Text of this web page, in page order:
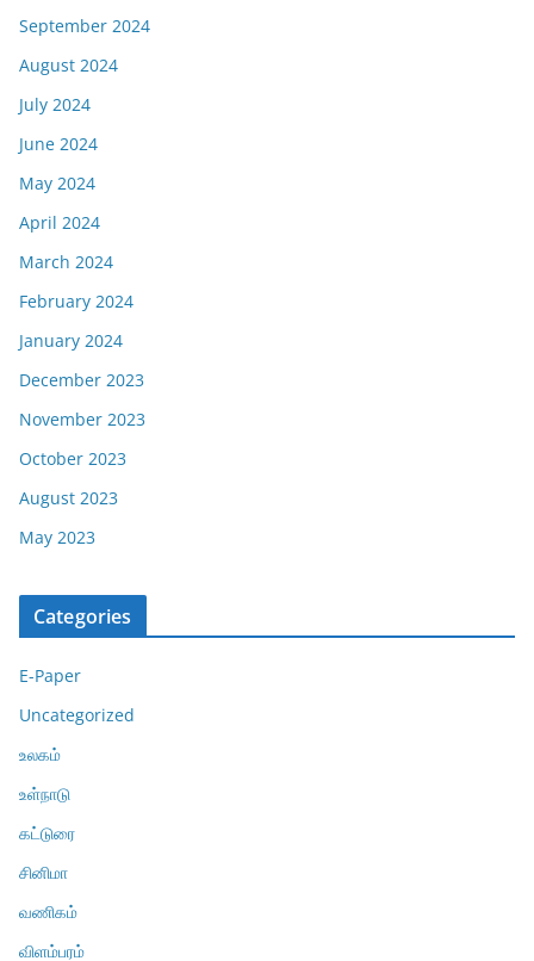
September 2024
August 2024
July 2024
June 2024
May 2024
April 2024
March 2024
February 2024
January 2024
December 2023
November 2023
October 2023
August 2023
May 2023
Categories
E-Paper
Uncategorized
உலகம்
உள்நாடு
கட்டுரை
சினிமா
வணிகம்
விளம்பரம்